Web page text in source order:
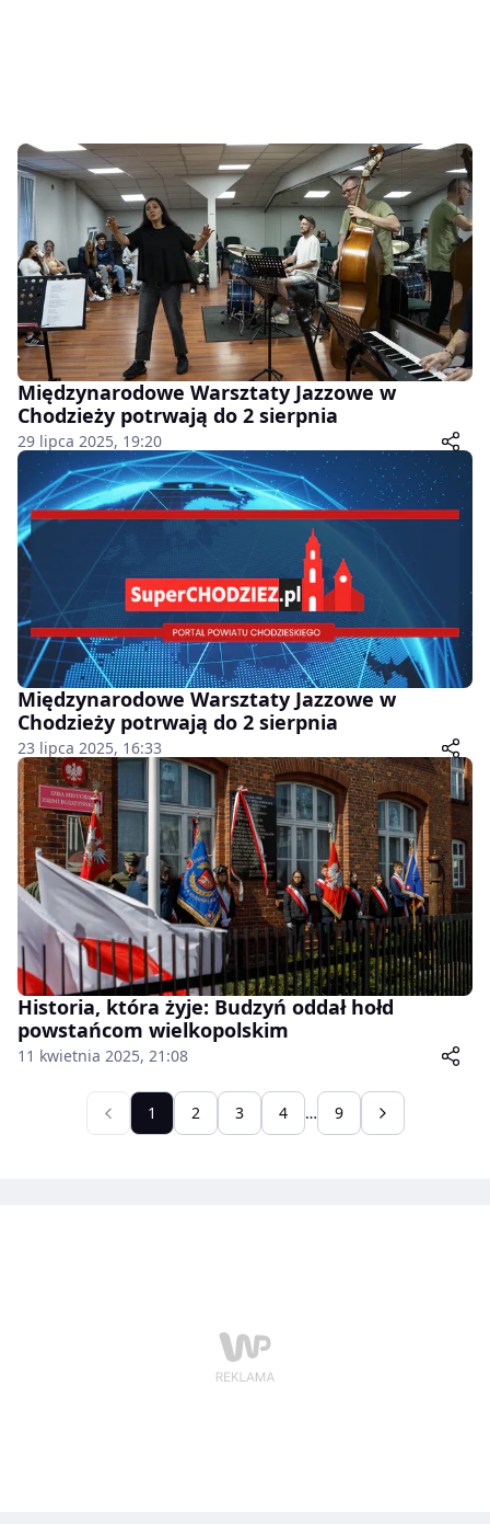
Międzynarodowe Warsztaty Jazzowe w
Chodzieży potrwają do 2 sierpnia
29 lipca 2025, 19:20
Międzynarodowe Warsztaty Jazzowe w
Chodzieży potrwają do 2 sierpnia
23 lipca 2025, 16:33
Historia, która żyje: Budzyń oddał hołd
powstańcom wielkopolskim
11 kwietnia 2025, 21:08
1 2 3 4 … 9